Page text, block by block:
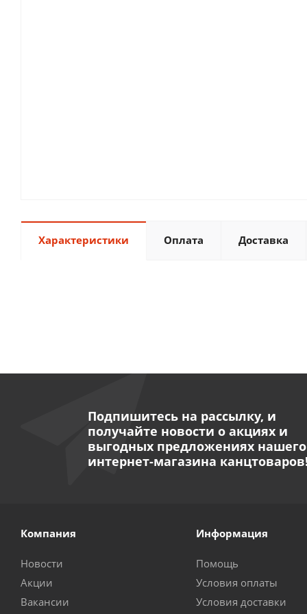
Характеристики Оплата Доставка
Подпишитесь на рассылку, и
получайте новости о акциях и
выгодных предложениях нашего
интернет-магазина
Компания
Новости
Акции
Вакансии
Информация
Помощь
Условия оплаты
Условия доставки